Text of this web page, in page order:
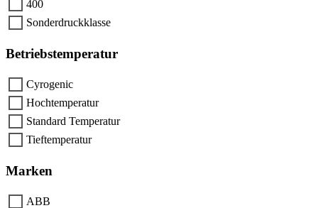
400
Sonderdruckklasse
Betriebstemperatur
Cyrogenic
Hochtemperatur
Standard Temperatur
Tieftemperatur
Marken
ABB